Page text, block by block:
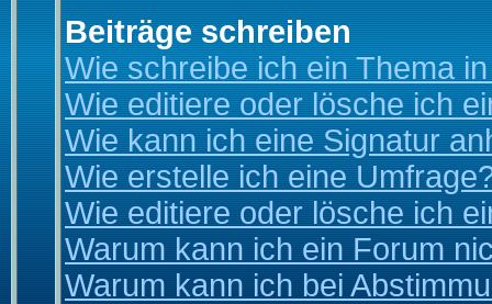
Beiträge schreiben
Wie schreibe ich ein Thema
Wie editiere oder lösche ich
Wie kann ich eine Signatur
Wie erstelle ich eine
Wie editiere oder lösche ich
Warum kann ich ein Forum
Warum kann ich bei